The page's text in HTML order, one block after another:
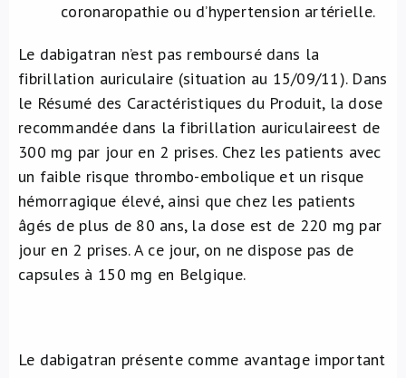
coronaropathie ou d’hypertension artérielle.
Le dabigatran n’est pas remboursé dans la
fibrillation auriculaire (situation au 15/09/11). Dans
le Résumé des Caractéristiques du Produit, la dose
recommandée dans la fibrillation auriculaireest de
300 mg par jour en 2 prises. Chez les patients avec
un faible risque thrombo-embolique et un risque
hémorragique élevé, ainsi que chez les patients
âgés de plus de 80 ans, la dose est de 220 mg par
jour en 2 prises. A ce jour, on ne dispose pas de
capsules à 150 mg en Belgique.
Le dabigatran présente comme avantage important